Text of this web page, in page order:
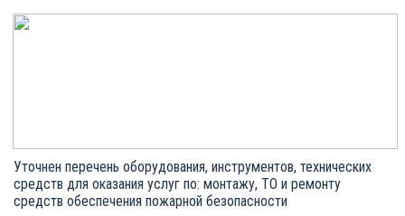
Уточнен перечень оборудования, инструментов, технических
средств для оказания услуг по: монтажу, ТО и ремонту
средств обеспечения пожарной безопасности